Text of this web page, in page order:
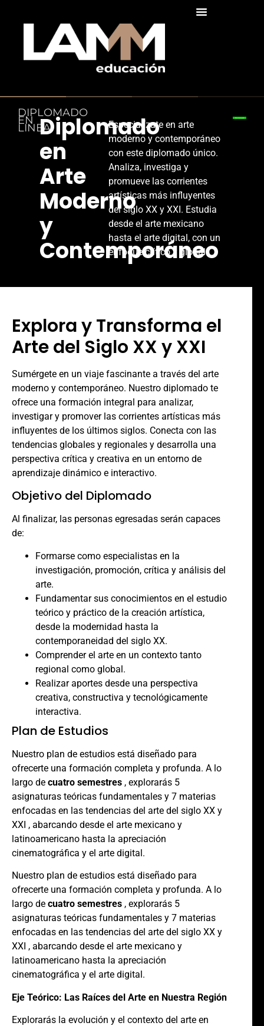
DIPLOMADO
EN
LINEADiplomado
en
Arte
Moderno
y
Contemporáneo
Especialízate en arte
moderno y contemporáneo
con este diplomado único.
Analiza, investiga y
promueve las corrientes
artísticas más influyentes
del siglo XX y XXI. Estudia
desde el arte mexicano
hasta el arte digital, con un
enfoque crítico y global.
Explora y Transforma el
Arte del Siglo XX y XXI
Sumérgete en un viaje fascinante a través del arte
moderno y contemporáneo. Nuestro diplomado te
ofrece una formación integral para analizar,
investigar y promover las corrientes artísticas más
influyentes de los últimos siglos. Conecta con las
tendencias globales y regionales y desarrolla una
perspectiva crítica y creativa en un entorno de
aprendizaje dinámico e interactivo.
Objetivo del Diplomado
Al finalizar, las personas egresadas serán capaces
de:
Formarse como especialistas en la
investigación, promoción, crítica y análisis del
arte.
Fundamentar sus conocimientos en el estudio
teórico y práctico de la creación artística,
desde la modernidad hasta la
contemporaneidad del siglo XX.
Comprender el arte en un contexto tanto
regional como global.
Realizar aportes desde una perspectiva
creativa, constructiva y tecnológicamente
interactiva.
Plan de Estudios
Nuestro plan de estudios está diseñado para
ofrecerte una formación completa y profunda. A lo
largo de cuatro semestres , explorarás 5
asignaturas teóricas fundamentales y 7 materias
enfocadas en las tendencias del arte del siglo XX y
XXI , abarcando desde el arte mexicano y
latinoamericano hasta la apreciación
cinematográfica y el arte digital.
Nuestro plan de estudios está diseñado para
ofrecerte una formación completa y profunda. A lo
largo de cuatro semestres , explorarás 5
asignaturas teóricas fundamentales y 7 materias
enfocadas en las tendencias del arte del siglo XX y
XXI , abarcando desde el arte mexicano y
latinoamericano hasta la apreciación
cinematográfica y el arte digital.
Eje Teórico: Las Raíces del Arte en Nuestra Región
Explorarás la evolución y el contexto del arte en